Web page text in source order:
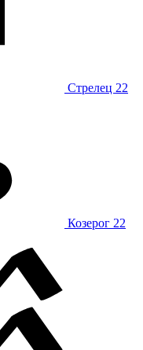
Стрелец 22
Козерог 22